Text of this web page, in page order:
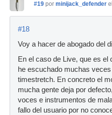
#19 por minijack_defender
#18
Voy a hacer de abogado del
En el caso de Live, que es
he escuchado muchas
timestretch. En concreto el
mucha gente deja por
voces e instrumentos de
fallo del usuario por no